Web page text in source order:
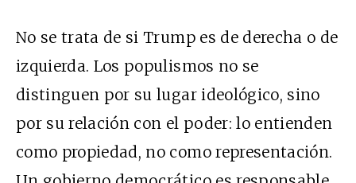
No se trata de si Trump es de derecha o de
izquierda. Los populismos no se
distinguen por su lugar ideológico, sino
por su relación con el poder: lo entienden
como propiedad, no como representación.